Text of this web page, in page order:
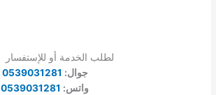
لطلب الخدمة أو للإستفسار
جوال: 0539031281
واتس: 0539031281